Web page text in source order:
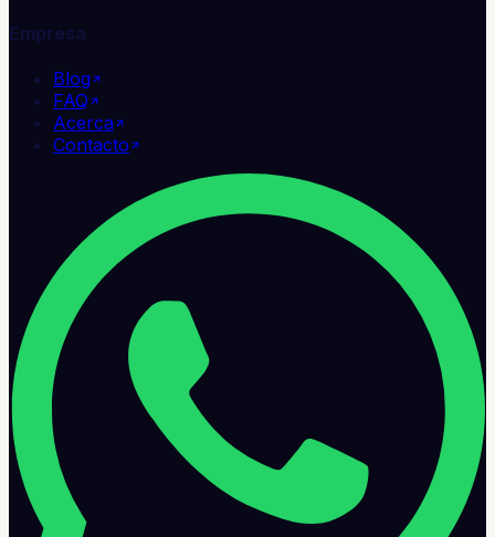
Empresa
Blog
FAQ
Acerca
Contacto